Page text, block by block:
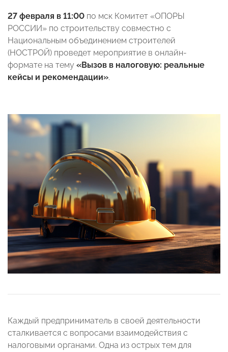
27 февраля в 11:00 по мск Комитет «ОПОРЫ
РОССИИ» по строительству совместно с
Национальным объединением строителей
(НОСТРОЙ) проведет мероприятие в онлайн-
формате на тему «Вызов в налоговую: реальные
кейсы и рекомендации».
Каждый предприниматель в своей деятельности
сталкивается с вопросами взаимодействия с
налоговыми органами. Одна из острых тем для